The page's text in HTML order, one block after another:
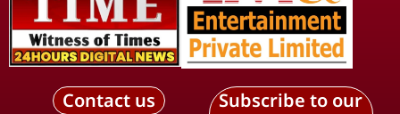
Contact us
Subscribe to our